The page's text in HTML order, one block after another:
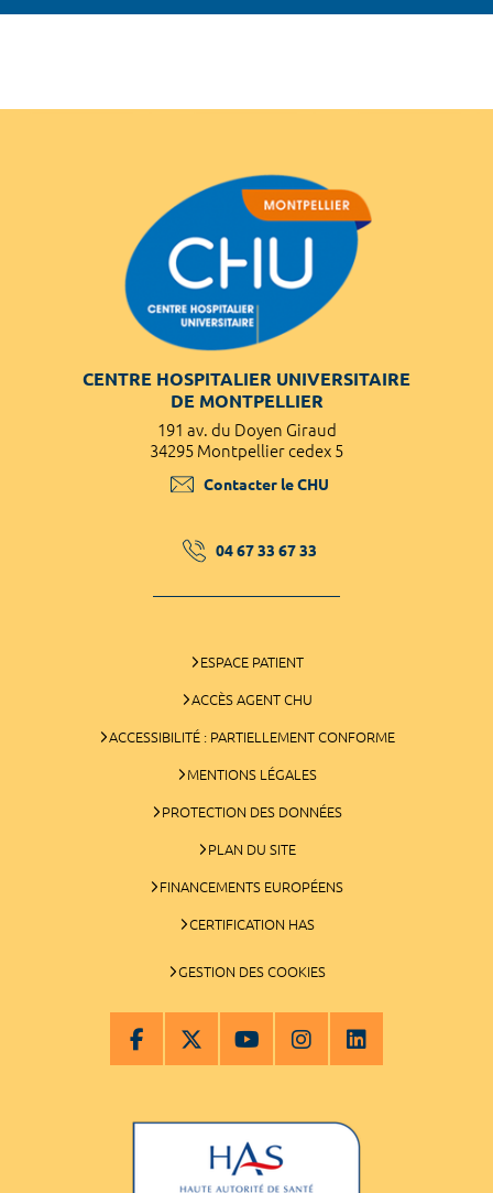
CENTRE HOSPITALIER UNIVERSITAIRE
DE MONTPELLIER
191 av. du Doyen Giraud
34295 Montpellier cedex 5
Contacter le CHU
04 67 33 67 33
ESPACE PATIENT
ACCÈS AGENT CHU
ACCESSIBILITÉ : PARTIELLEMENT CONFORME
MENTIONS LÉGALES
PROTECTION DES DONNÉES
PLAN DU SITE
FINANCEMENTS EUROPÉENS
CERTIFICATION HAS
GESTION DES COOKIES